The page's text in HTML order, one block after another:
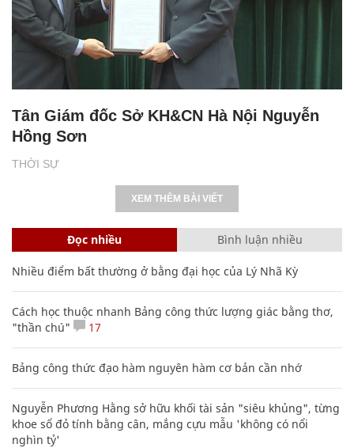
THỜI SỰ
Tân Giám đốc Sở KH&CN Hà Nội Nguyễn
Hồng Sơn
XEM THÊM BÀI VIẾT
Đọc nhiều Bình luận nhiều
Nhiều điểm bất thường ở bằng đại học của Lý Nhã Kỳ
Cách học thuộc nhanh Bảng công thức lượng giác bằng thơ,
"thần chú"
17
Bảng công thức đạo hàm nguyên hàm cơ bản cần nhớ
Nguyễn Phương Hằng sở hữu khối tài sản "siêu khủng", từng
khoe sổ đỏ tính bằng cân, mắng cựu mẫu 'không có nổi
nghìn tỷ'